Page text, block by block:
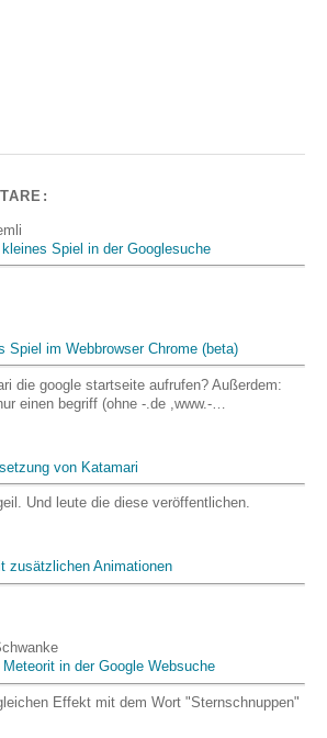
Spiel in der Googlesuche
Spiel im Webbrowser Chrome (beta)
die google startseite aufrufen? Außerdem:
einen begriff (ohne -.de ,www.-…
von Katamari
Und leute die diese veröffentlichen.
zusätzlichen Animationen
Meteorit in der Google Websuche
Effekt mit dem Wort "Sternschnuppen"